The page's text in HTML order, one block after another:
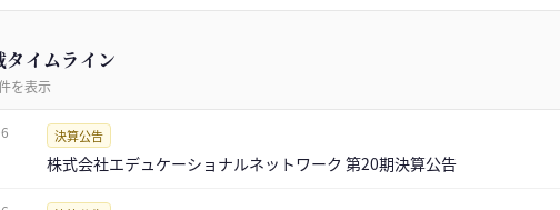
タイムライン
を表示
決算公告
株式会社エデュケーショナルネットワーク 第20期決算公告